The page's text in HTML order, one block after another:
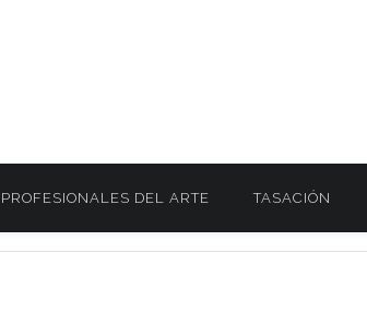
PROFESIONALES DEL ARTE
TASACIÓN